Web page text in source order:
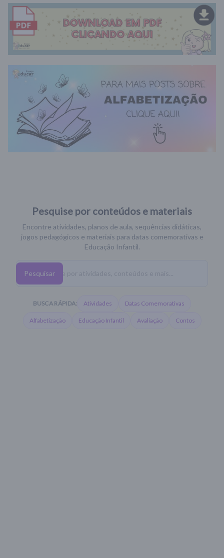
Pesquise por conteúdos e materiais
Encontre atividades, planos de aula, sequências didáticas,
jogos pedagógicos e materiais para datas comemorativas e
Educação Infantil.
Pesquisar
BUSCA RÁPIDA: Atividades Datas Comemorativas
Alfabetização Educação Infantil Avaliação Contos